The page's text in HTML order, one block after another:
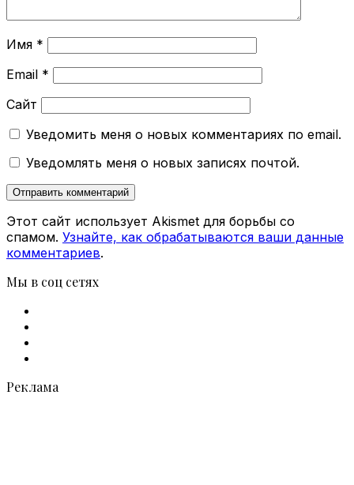
Имя *
Email *
Сайт
Уведомить меня о новых комментариях по email.
Уведомлять меня о новых записях почтой.
Этот сайт использует Akismet для борьбы со
спамом. Узнайте, как обрабатываются ваши данные
комментариев.
Мы в соц сетях
Реклама